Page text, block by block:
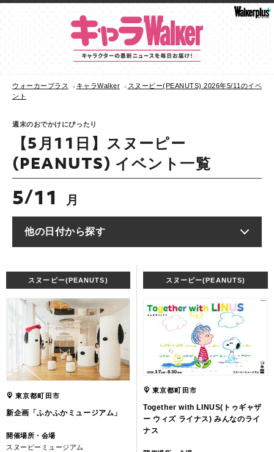
ウォーカープラス キャラWalker
スヌーピー(PEANUTS) 2026年5/11のイベ
ント
週末のおでかけにぴったり
【5月11日】スヌーピー
(PEANUTS) イベント一覧
5/11 月
他の日付から探す
スヌーピー(PEANUTS)
東京都町田市
新企画「ふかふかミュージアム」
開催場所・会場
スヌーピーミュージアム
スヌーピー(PEANUTS)
東京都町田市
Together with LINUS(トゥギャザ
ー ウィズ ライナス) みんなのライ
ナス